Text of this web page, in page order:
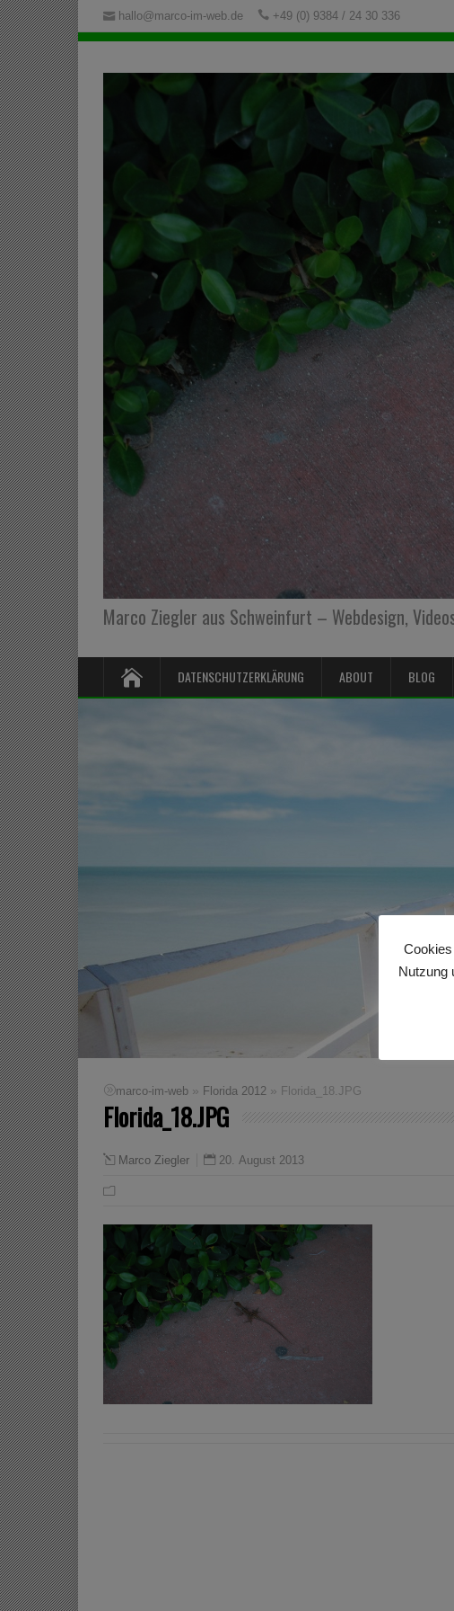
hallo@marco-im-web.de +49 (0) 9384 / 24 30 336
Marco Ziegler aus Schweinfurt – Webdesign,
DATENSCHUTZERKLÄRUNG ABOUT BLOG
marco-im-web » Florida 2012 » Florida_18.JPG
Florida_18.JPG
Marco Ziegler 20. August 2013
Nutzung